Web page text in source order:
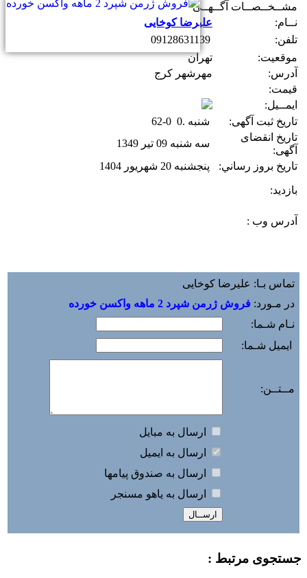
مشــخــصــات آگــهــی
نــام:
علیرضا کوخایی
تلفن:
09128631139
موقعیت:
تهران
آدرس:
مهرشهر کرج
قیمت:
ایمــیل:
تاریخ ثبت آگهی:
شنبه .0 0-62
تاریخ انقضای
آگهی:
سه شنبه 09 تیر 1349
تاريخ بروز رساني:
پنجشنبه 20 شهریور 1404
بازديد:
آدرس وب :‌
تماس بـا: علیرضا کوخایی
در مـورد: فروش ژرمن شپرد 2 ماهه واکسن خورده
نـام شـما:
ایمیل شـما:
مــتــن:
ارسال به مبايل
ارسال به ايميل
ارسال به صندوق پيامها
ارسال به ياهو مسنجر
جستجوی مرتبط :